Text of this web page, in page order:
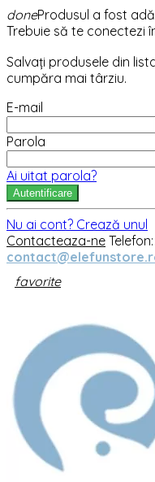
doneProdusul a fost
Trebuie să te conectezi
Salvați produsele din
cumpăra mai târziu.
E-mail
Parola
Ai uitat parola?
Autentificare
Nu ai cont? Crează unul
Contacteaza-ne Telefon:
favorite